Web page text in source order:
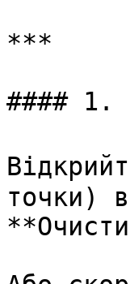
***
#### 1.
точки)